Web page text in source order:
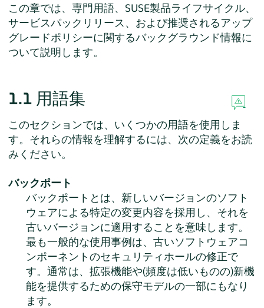
この章では、専門用語、SUSE製品ライフサイクル、
サービスパックリリース、および推奨されるアップ
グレードポリシーに関するバックグラウンド情報に
ついて説明します。
1.1 用語集
このセクションでは、いくつかの用語を使用しま
す。それらの情報を理解するには、次の定義をお読
みください。
バックポート
バックポートとは、新しいバージョンのソフト
ウェアによる特定の変更内容を採用し、それを
古いバージョンに適用することを意味します。
最も一般的な使用事例は、古いソフトウェアコ
ンポーネントのセキュリティホールの修正で
す。通常は、拡張機能や(頻度は低いものの)新機
能を提供するための保守モデルの一部にもなり
ます。